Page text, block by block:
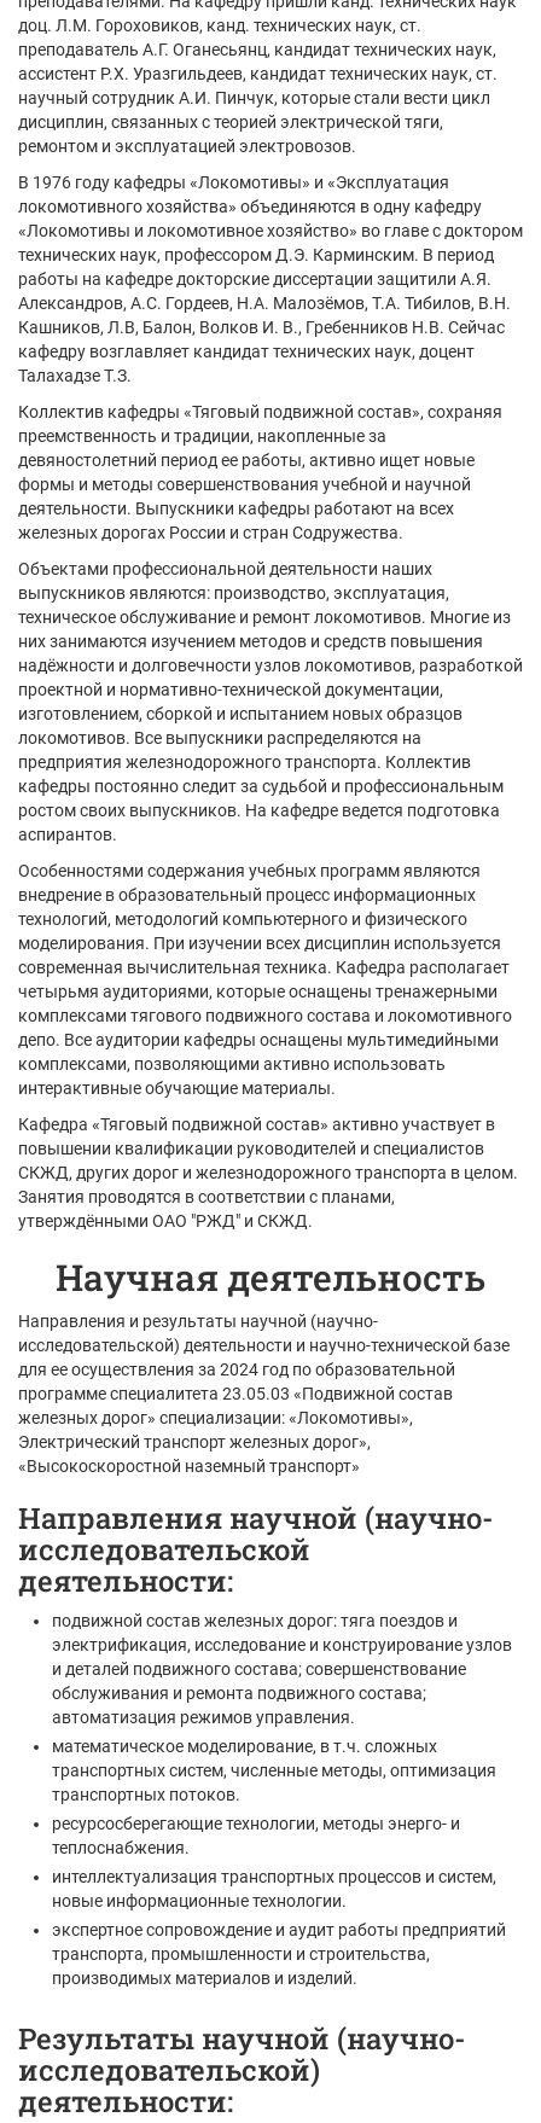
доц. Л.М. Гороховиков, канд. технических наук, ст.
преподаватель А.Г. Оганесьянц, кандидат технических наук,
ассистент Р.Х. Уразгильдеев, кандидат технических наук, ст.
научный сотрудник А.И. Пинчук, которые стали вести цикл
дисциплин, связанных с теорией электрической тяги,
ремонтом и эксплуатацией электровозов.
В 1976 году кафедры «Локомотивы» и «Эксплуатация
локомотивного хозяйства» объединяются в одну кафедру
«Локомотивы и локомотивное хозяйство» во главе с доктором
технических наук, профессором Д.Э. Карминским. В период
работы на кафедре докторские диссертации защитили А.Я.
Александров, А.С. Гордеев, Н.А. Малозёмов, Т.А. Тибилов, В.Н.
Кашников, Л.В, Балон, Волков И. В., Гребенников Н.В. Сейчас
кафедру возглавляет кандидат технических наук, доцент
Талахадзе Т.З.
Коллектив кафедры «Тяговый подвижной состав», сохраняя
преемственность и традиции, накопленные за
девяностолетний период ее работы, активно ищет новые
формы и методы совершенствования учебной и научной
деятельности. Выпускники кафедры работают на всех
железных дорогах России и стран Содружества.
Объектами профессиональной деятельности наших
выпускников являются: производство, эксплуатация,
техническое обслуживание и ремонт локомотивов. Многие из
них занимаются изучением методов и средств повышения
надёжности и долговечности узлов локомотивов, разработкой
проектной и нормативно-технической документации,
изготовлением, сборкой и испытанием новых образцов
локомотивов. Все выпускники распределяются на
предприятия железнодорожного транспорта. Коллектив
кафедры постоянно следит за судьбой и профессиональным
ростом своих выпускников. На кафедре ведется подготовка
аспирантов.
Особенностями содержания учебных программ являются
внедрение в образовательный процесс информационных
технологий, методологий компьютерного и физического
моделирования. При изучении всех дисциплин используется
современная вычислительная техника. Кафедра располагает
четырьмя аудиториями, которые оснащены тренажерными
комплексами тягового подвижного состава и локомотивного
депо. Все аудитории кафедры оснащены мультимедийными
комплексами, позволяющими активно использовать
интерактивные обучающие материалы.
Кафедра «Тяговый подвижной состав» активно участвует в
повышении квалификации руководителей и специалистов
СКЖД, других дорог и железнодорожного транспорта в целом.
Занятия проводятся в соответствии с планами,
утверждёнными ОАО "РЖД" и СКЖД.
Научная деятельность
Направления и результаты научной (научно-
исследовательской) деятельности и научно-технической базе
для ее осуществления за 2024 год по образовательной
программе специалитета 23.05.03 «Подвижной состав
железных дорог» специализации: «Локомотивы»,
Электрический транспорт железных дорог»,
«Высокоскоростной наземный транспорт»
Направления научной (научно-
исследовательской
деятельности:
подвижной состав железных дорог: тяга поездов и
электрификация, исследование и конструирование узлов
и деталей подвижного состава; совершенствование
обслуживания и ремонта подвижного состава;
автоматизация режимов управления.
математическое моделирование, в т.ч. сложных
транспортных систем, численные методы, оптимизация
транспортных потоков.
ресурсосберегающие технологии, методы энерго- и
теплоснабжения.
интеллектуализация транспортных процессов и систем,
новые информационные технологии.
экспертное сопровождение и аудит работы предприятий
транспорта, промышленности и строительства,
производимых материалов и изделий.
Результаты научной (научно-
исследовательской)
деятельности: